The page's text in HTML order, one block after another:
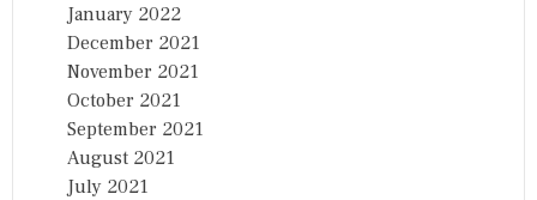
January 2022
December 2021
November 2021
October 2021
September 2021
August 2021
July 2021